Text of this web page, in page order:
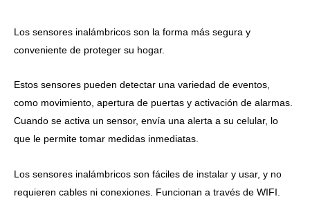
Los sensores inalámbricos son la forma más segura y
conveniente de proteger su hogar.
Estos sensores pueden detectar una variedad de eventos,
como movimiento, apertura de puertas y activación de alarmas.
Cuando se activa un sensor, envía una alerta a su celular, lo
que le permite tomar medidas inmediatas.
Los sensores inalámbricos son fáciles de instalar y usar, y no
requieren cables ni conexiones. Funcionan a través de WIFI.